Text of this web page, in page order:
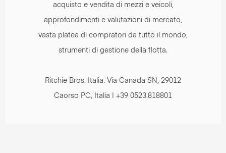
acquisto e vendita di mezzi e veicoli,
approfondimenti e valutazioni di mercato,
vasta platea di compratori da tutto il mondo,
strumenti di gestione della flotta.
Ritchie Bros. Italia. Via Canada SN, 29012
Caorso PC, Italia | +39 0523.818801